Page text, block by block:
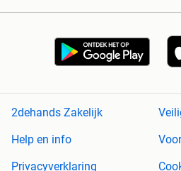
2dehands Zakelijk
Help en info
Privacyverklaring